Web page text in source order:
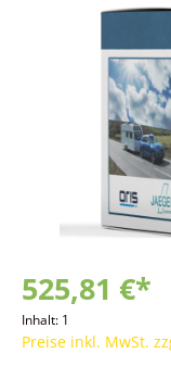
Bildergalerie
525,81 €*
Inhalt: 1
Preise inkl. MwSt.